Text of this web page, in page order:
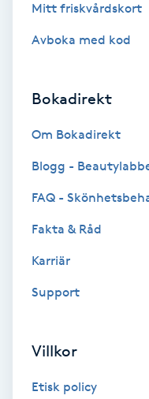
Hyperhidros
Hårborttagning
Hårförlängning
Hårvård
Idrottsmassage
Mitt friskvårdskort
Avboka med kod
Bokadirekt
Om Bokadirekt
Blogg -
FAQ -
Fakta & Råd
Karriär
Support
Villkor
Etisk policy